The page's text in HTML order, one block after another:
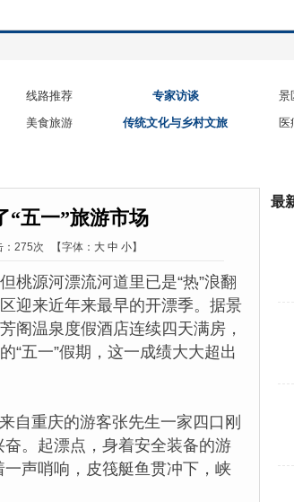
线路推荐 专家访谈 景
美食旅游 传统文化与乡村文旅 医
“五一”旅游市场
：275次 【字体： 大 中 小】
桃源河漂流河道里已是“热”浪翻
迎来近年来最早的开漂季。据景
阁温泉度假酒店连续四天满房，
“五一”假期，这一成绩大大超出
自重庆的游客张先生一家四口刚
。起漂点，身着安全装备的游
声哨响，皮筏艇鱼贯冲下，峡
最